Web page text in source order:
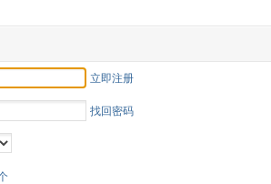
立即注册
找回密码